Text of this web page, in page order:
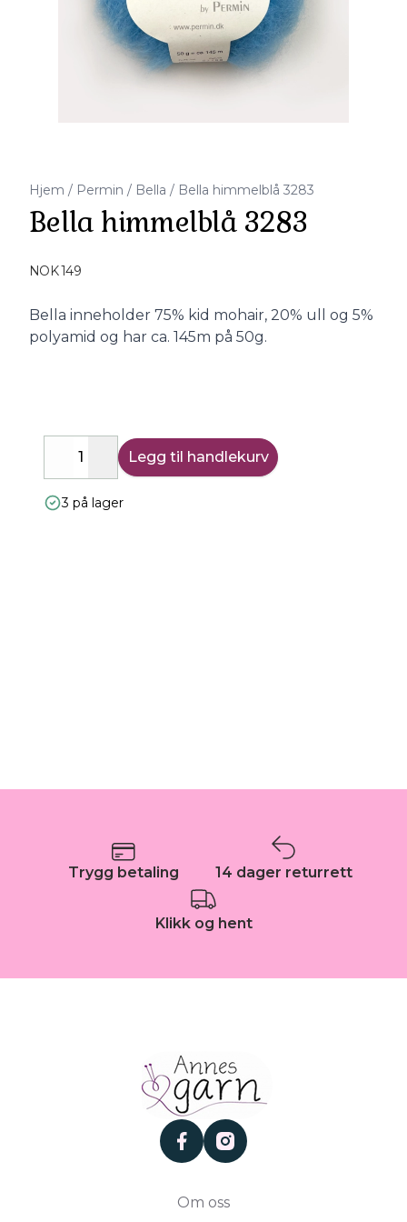
Hjem / Permin / Bella / Bella himmelblå 3283
Bella himmelblå 3283
NOK 149
Description
Bella inneholder 75% kid mohair, 20% ull og 5%
polyamid og har ca. 145m på 50g.
DecreaseIncrease
Legg til handlekurv
3 på lager
Trygg betaling 14 dager returrett
Klikk og hent
facebookinstagram
Om oss